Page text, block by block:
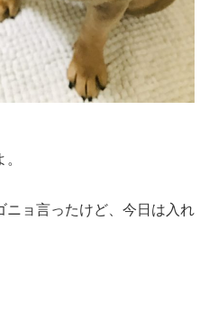
ニョ言ったけど、今日は入れ